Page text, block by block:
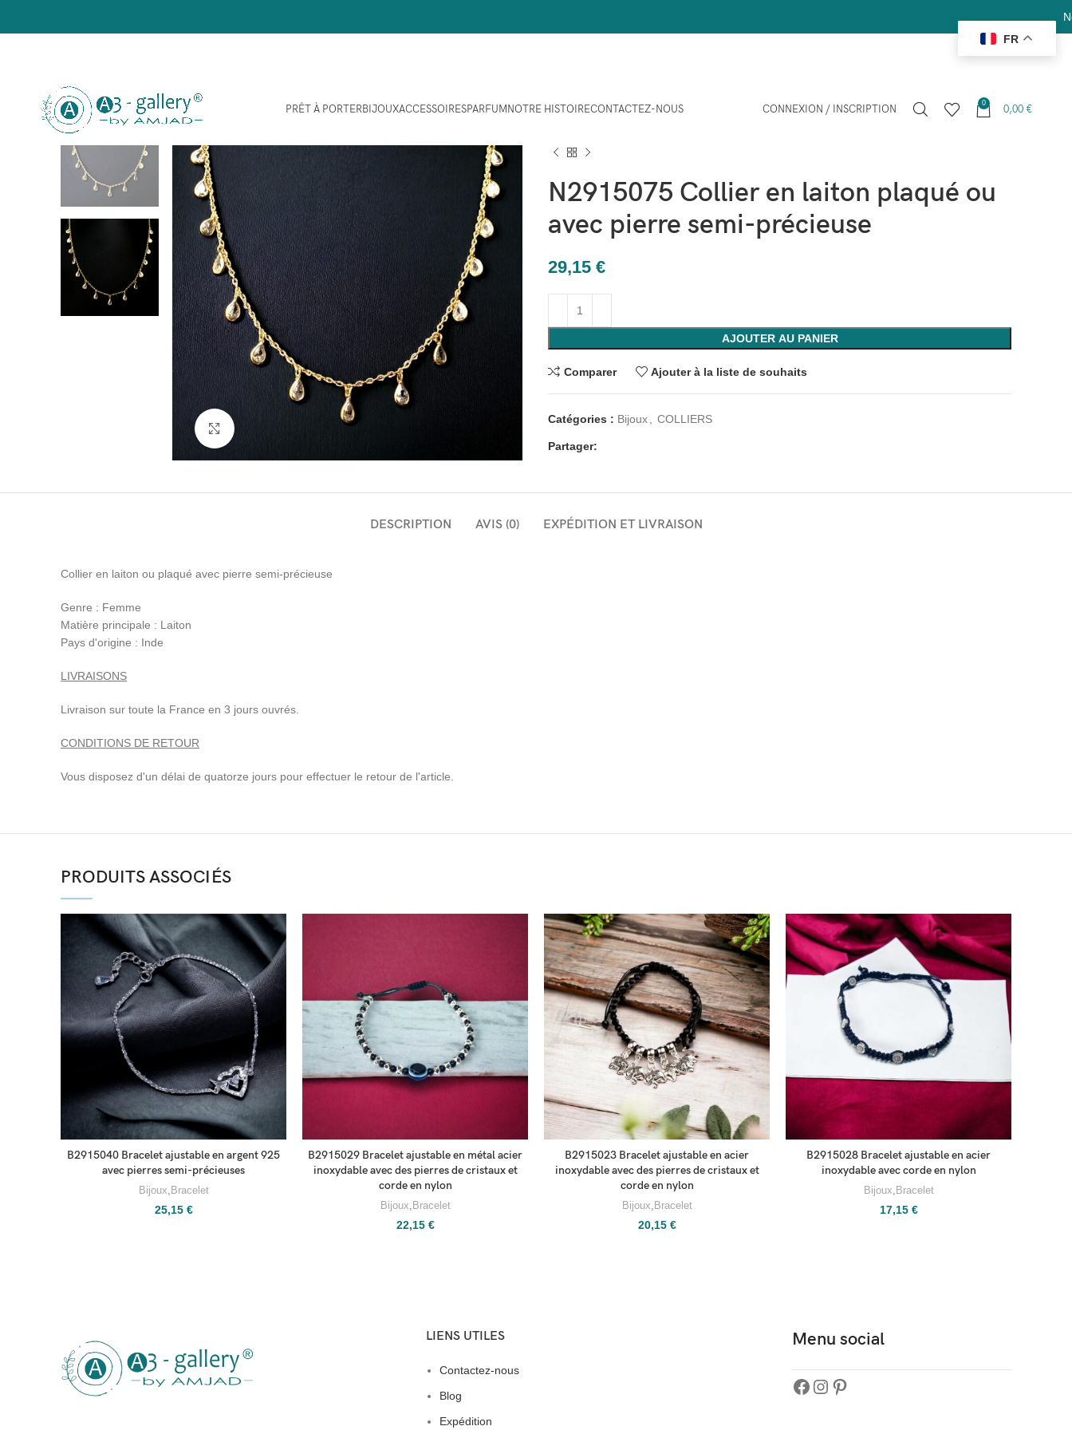
Nous
PRÊT À PORTERBIJOUXACCESSOIRESPARFUMNOTRE HISTOIRECONTACTEZ-NOUS CONNEXION / INSCRIPTION 0 0,00 €
Cliquez pour agrandir
N2915075 Collier en laiton plaqué ou
avec pierre semi-précieuse
29,15 €
AJOUTER AU PANIER
Comparer Ajouter à la liste de souhaits
Catégories : Bijoux COLLIERS
Partager:
DESCRIPTION AVIS (0) EXPÉDITION ET LIVRAISON
Collier en laiton ou plaqué avec pierre semi-précieuse
Genre : Femme
Matière principale : Laiton
Pays d'origine : Inde
LIVRAISONS
Livraison sur toute la France en 3 jours ouvrés.
CONDITIONS DE RETOUR
Vous disposez d'un délai de quatorze jours pour effectuer le retour de l'article.
PRODUITS ASSOCIÉS
B2915040 Bracelet ajustable en argent 925
avec pierres semi-précieuses
Bijoux, Bracelet
25,15 €
B2915029 Bracelet ajustable en métal acier
inoxydable avec des pierres de cristaux et
corde en nylon
Bijoux, Bracelet
22,15 €
B2915023 Bracelet ajustable en acier
inoxydable avec des pierres de cristaux et
corde en nylon
Bijoux, Bracelet
20,15 €
B2915028 Bracelet ajustable en acier
inoxydable avec corde en nylon
Bijoux, Bracelet
17,15 €
LIENS UTILES
Contactez-nous
Blog
Expédition
Menu social
FR